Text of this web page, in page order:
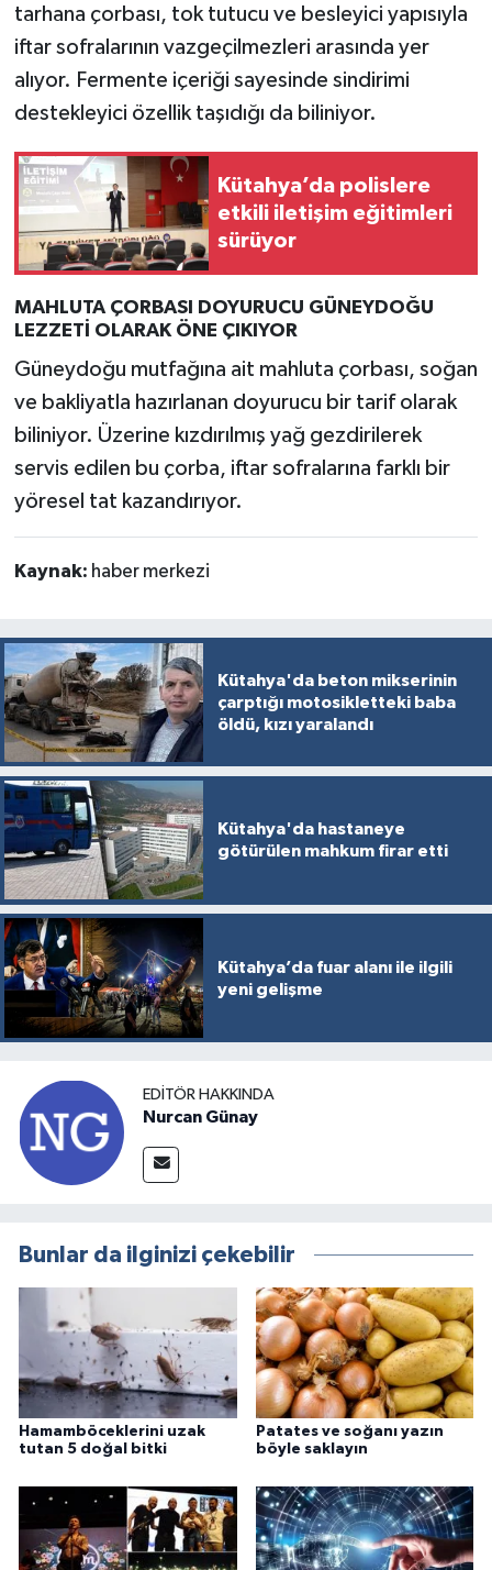
tarhana çorbası, tok tutucu ve besleyici yapısıyla
iftar sofralarının vazgeçilmezleri arasında yer
alıyor. Fermente içeriği sayesinde sindirimi
destekleyici özellik taşıdığı da biliniyor.
Kütahya’da polislere
etkili iletişim eğitimleri
sürüyor
MAHLUTA ÇORBASI DOYURUCU GÜNEYDOĞU
LEZZETİ OLARAK ÖNE ÇIKIYOR
Güneydoğu mutfağına ait mahluta çorbası, soğan
ve bakliyatla hazırlanan doyurucu bir tarif olarak
biliniyor. Üzerine kızdırılmış yağ gezdirilerek
servis edilen bu çorba, iftar sofralarına farklı bir
yöresel tat kazandırıyor.
Kaynak: haber merkezi
Kütahya'da beton mikserinin
çarptığı motosikletteki baba
öldü, kızı yaralandı
Kütahya'da hastaneye
götürülen mahkum firar etti
Kütahya’da fuar alanı ile ilgili
yeni gelişme
EDITÖR HAKKINDA
Nurcan Günay
Bunlar da ilginizi çekebilir
Hamamböceklerini uzak
tutan 5 doğal bitki
Patates ve soğanı yazın
böyle saklayın